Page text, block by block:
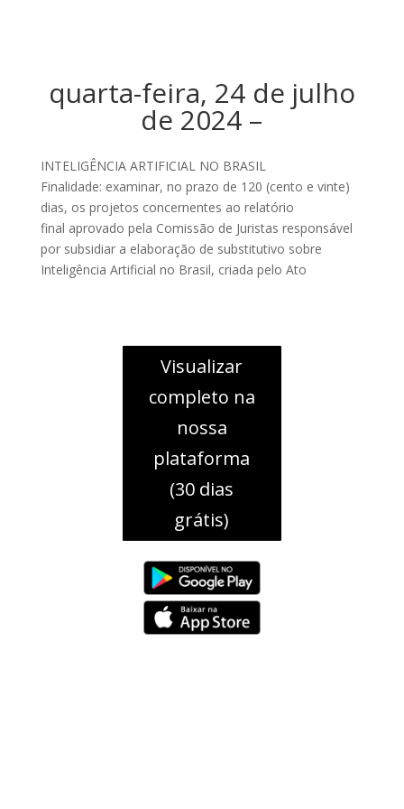
quarta-feira, 24 de julho
de 2024 –
INTELIGÊNCIA ARTIFICIAL NO BRASIL
Finalidade: examinar, no prazo de 120 (cento e vinte)
dias, os projetos concernentes ao relatório
final aprovado pela Comissão de Juristas responsável
por subsidiar a elaboração de substitutivo sobre
Inteligência Artificial no Brasil, criada pelo Ato
Visualizar
completo na
nossa
plataforma
(30 dias
grátis)